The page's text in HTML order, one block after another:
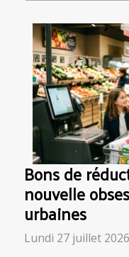
Bons de
nouvelle
urbaines
Lundi 27 juillet